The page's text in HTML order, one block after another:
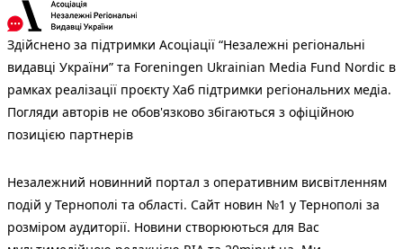
Здійснено за підтримки Асоціації “Незалежні регіональні
видавці України” та Foreningen Ukrainian Media Fund Nordic в
рамках реалізації проєкту Хаб підтримки регіональних медіа.
Погляди авторів не обов'язково збігаються з офіційною
позицією партнерів
Незалежний новинний портал з оперативним висвітленням
подій у Тернополі та області. Сайт новин №1 у Тернополі за
розміром аудиторії. Новини створюються для Вас